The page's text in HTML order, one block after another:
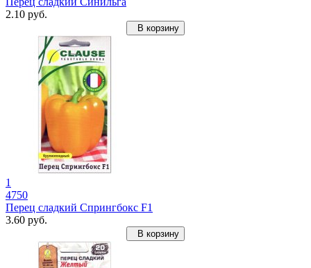
2.10 руб.
В корзину
1
4750
Перец сладкий Спрингбокс F1
3.60 руб.
В корзину